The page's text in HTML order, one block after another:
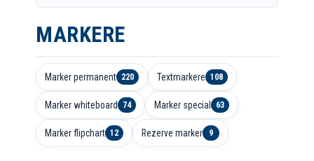
MARKERE
Marker permanent 220 Textmarkere 108
Marker whiteboard 74 Marker special 63
Marker flipchart 12 Rezerve marker 9